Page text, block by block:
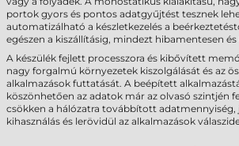
portok gyors és pontos adatgyűjtést tesznek
automatizálható a készletkezelés a
egészen a kiszállításig, mindezt hibamentesen
A készülék fejlett processzora és kibővített
nagy forgalmú környezetek kiszolgálását és az
alkalmazások futtatását. A beépített
köszönhetően az adatok már az olvasó szintjén
csökken a hálózatra továbbított adatmennyiség,
kihasználás és lerövidül az alkalmazások